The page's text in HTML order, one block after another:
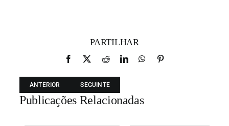
PARTILHAR
Facebook RedditLinkedInWhatsAppPinterest
ANTERIOR SEGUINTE
Publicações Relacionadas